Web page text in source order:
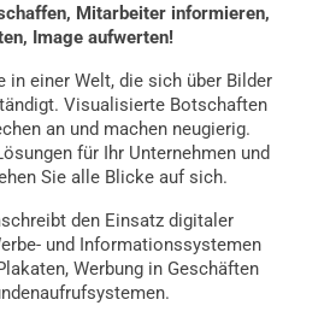
Mitarbeiter informieren,
Image aufwerten!
in einer Welt, die sich über Bilder
Visualisierte Botschaften
an und machen neugierig.
für Ihr Unternehmen und
Sie alle Blicke auf sich.
den Einsatz digitaler
und Informationssystemen
Werbung in Geschäften